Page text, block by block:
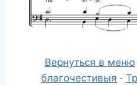
Вернуться в меню
благочестивыя ·